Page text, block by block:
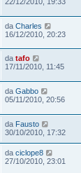
da Charles
16/12/2010, 20:23
da tafo
17/11/2010, 11:45
da Gabbo
05/11/2010, 20:56
da Fausto
30/10/2010, 17:32
da ciclope8
27/10/2010, 23:01